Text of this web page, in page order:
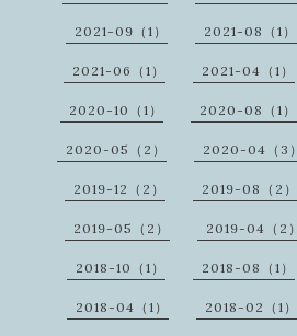
2021-09（1） 2021-08（1）
2021-06（1） 2021-04（1）
2020-10（1） 2020-08（1）
2020-05（2） 2020-04（3）
2019-12（2） 2019-08（2）
2019-05（2） 2019-04（2）
2018-10（1） 2018-08（1）
2018-04（1） 2018-02（1）